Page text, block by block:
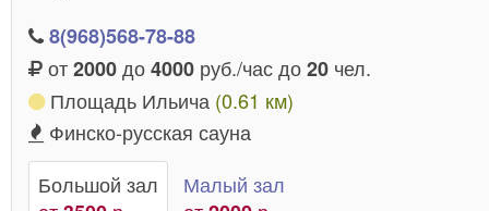
8(968)568-78-88
от2000до4000 руб./час до20 чел.
Площадь Ильича (0.61 км)
Финско-русская сауна
Большой зал
Малый зал